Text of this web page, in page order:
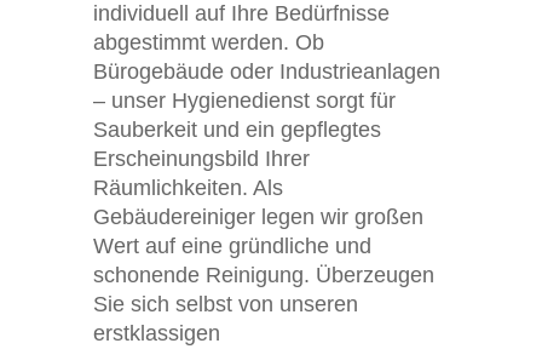
individuell auf Ihre Bedürfnisse
abgestimmt werden. Ob
Bürogebäude oder Industrieanlagen
– unser Hygienedienst sorgt für
Sauberkeit und ein gepflegtes
Erscheinungsbild Ihrer
Räumlichkeiten. Als
Gebäudereiniger legen wir großen
Wert auf eine gründliche und
schonende Reinigung. Überzeugen
Sie sich selbst von unseren
erstklassigen